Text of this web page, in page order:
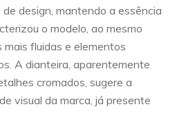
design, mantendo a essência
o modelo, ao mesmo
fluidas e elementos
A dianteira, aparentemente
cromados, sugere a
visual da marca, já presente